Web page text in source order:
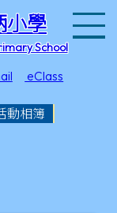
小學
School
eClass
動相簿